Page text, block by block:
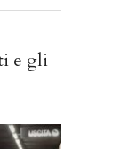
e gli